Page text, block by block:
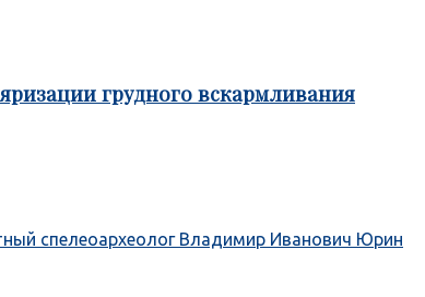
грудного вскармливания
спелеоархеолог Владимир Иванович Юрин